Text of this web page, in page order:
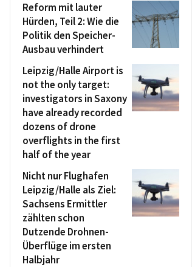
Reform mit lauter
Hürden, Teil 2: Wie die
Politik den Speicher-
Ausbau verhindert
Leipzig/Halle Airport is
not the only target:
investigators in Saxony
have already recorded
dozens of drone
overflights in the first
half of the year
Nicht nur Flughafen
Leipzig/Halle als Ziel:
Sachsens Ermittler
zählten schon
Dutzende Drohnen-
Überflüge im ersten
Halbjahr